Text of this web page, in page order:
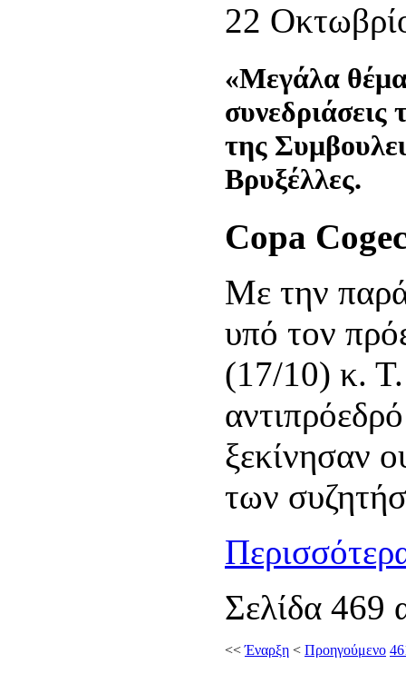
22
«Μεγάλα
της
Βρυξέλλες.
Copa
Με την
υπό τον
(17/10) κ. Τ.
ξεκίνησαν
των
Σελίδα 469
<<Έναρξη < Προηγούμενο